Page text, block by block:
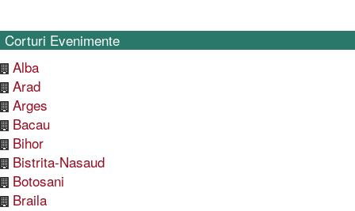
CONTACT
Corturi Evenimente
Alba
Arad
Arges
Bacau
Bihor
Bistrita-Nasaud
Botosani
Braila